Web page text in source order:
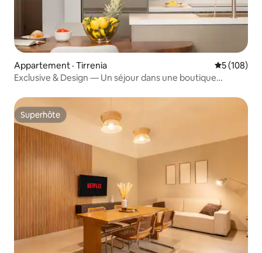
Appartement · Tirrenia Note
5 (108)
Exclusive & Design — Un séjour dans une boutique
Superhôte
Superhôte